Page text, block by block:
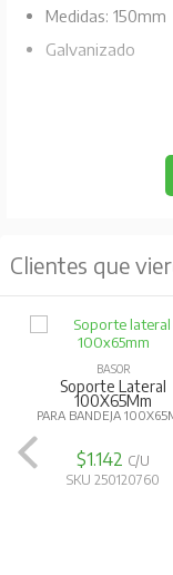
Medidas: 150mm
Galvanizado
Clientes que
BASOR
Soporte Lateral
100X65Mm
PARA BANDEJA
$1.142 C/U
SKU 250120760